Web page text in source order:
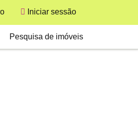
Iniciar sessão
Pesquisa de imóveis